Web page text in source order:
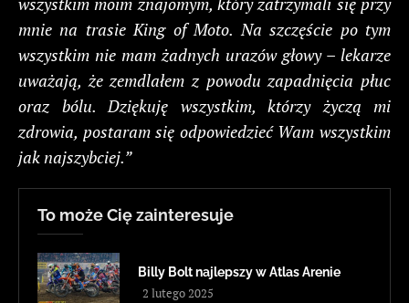
mnie na trasie King of Moto. Na szczęście po tym
wszystkim nie mam żadnych urazów głowy – lekarze
uważają, że zemdlałem z powodu zapadnięcia płuc
oraz bólu. Dziękuję wszystkim, którzy życzą mi
zdrowia, postaram się odpowiedzieć Wam wszystkim
jak najszybciej.”
To może Cię zainteresuje
Billy Bolt najlepszy w Atlas Arenie
2 lutego 2025